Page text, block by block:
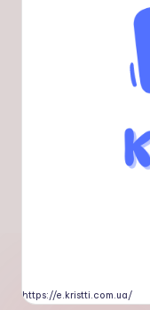
https://e.kristti.com.ua/